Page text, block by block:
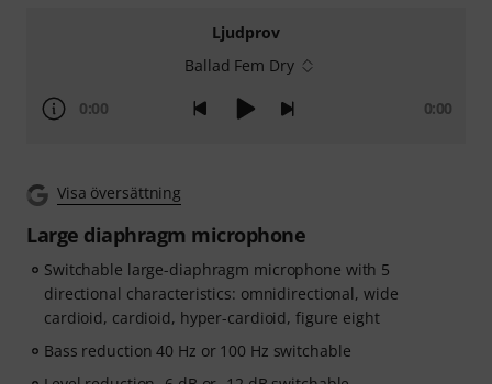
Ljudprov
Ballad Fem Dry
0:00 0:00
Visa översättning
Large diaphragm microphone
Switchable large-diaphragm microphone with 5
directional characteristics: omnidirectional, wide
cardioid, cardioid, hyper-cardioid, figure eight
Bass reduction 40 Hz or 100 Hz switchable